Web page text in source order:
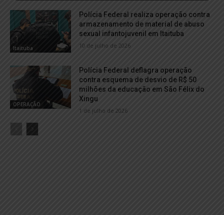
Itaituba
Polícia Federal realiza operação contra
armazenamento de material de abuso
sexual infantojuvenil em Itaituba
10 de julho de 2026
OPERAÇÃO
Polícia Federal deflagra operação
contra esquema de desvio de R$ 50
milhões da educação em São Félix do
Xingu
1 de julho de 2026